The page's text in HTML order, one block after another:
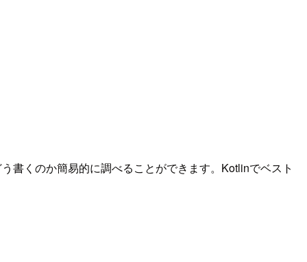
書くのか簡易的に調べることができます。Kotlinでベスト